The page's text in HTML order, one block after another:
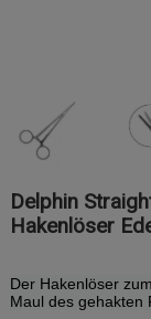
Delphin
Hakenlöser
Der Hakenlöser
Maul des gehakten